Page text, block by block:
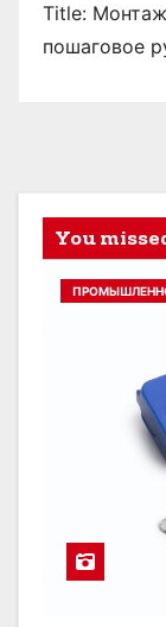
Title:
пошаговое
You